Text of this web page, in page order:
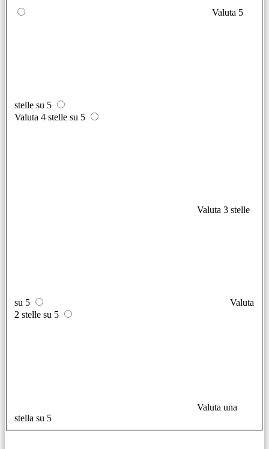
Valuta 5
stelle su 5
Valuta 4 stelle su 5
Valuta 3 stelle
su 5
Valuta
2 stelle su 5
Valuta una
stella su 5